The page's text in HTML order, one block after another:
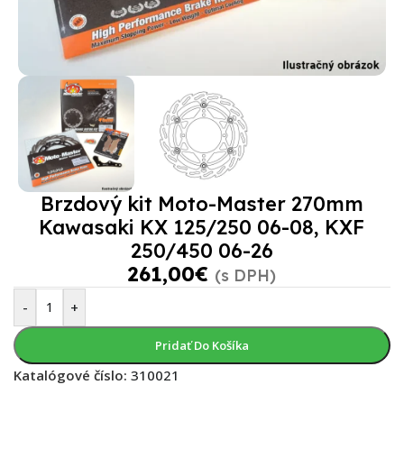
Brzdový kit Moto-Master 270mm
Kawasaki KX 125/250 06-08, KXF
250/450 06-26
261,00€ (s DPH)
- +
Pridať Do Košíka
Katalógové číslo: 310021